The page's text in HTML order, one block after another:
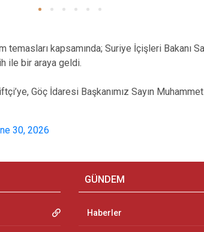
temasları kapsamında; Suriye İçişleri Bakanı
ile bir araya geldi.
Göç İdaresi Başkanımız Sayın
30, 2026
GÜNDEM
Haberler